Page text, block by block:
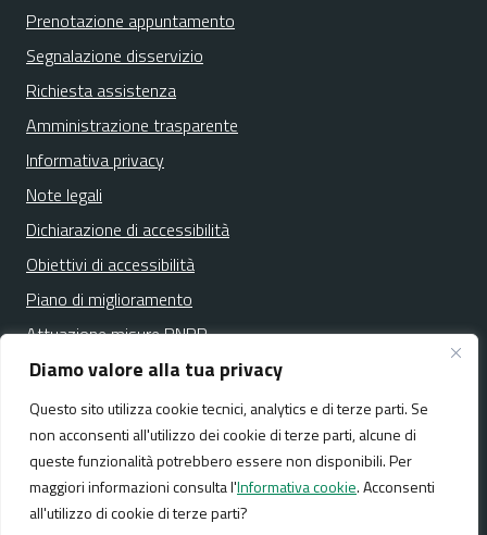
Diamo valore alla tua privacy
Questo sito utilizza cookie tecnici, analytics e di terze parti. Se
non acconsenti all'utilizzo dei cookie di terze parti, alcune di
queste funzionalità potrebbero essere non disponibili. Per
maggiori informazioni consulta l'Informativa cookie. Acconsenti
all'utilizzo di cookie di terze parti?
Prenotazione appuntamento
Segnalazione disservizio
Richiesta assistenza
Amministrazione trasparente
Informativa privacy
Note legali
Dichiarazione di accessibilità
Obiettivi di accessibilità
Piano di miglioramento
Attuazione misure PNRR
Media policy Mappa del sito